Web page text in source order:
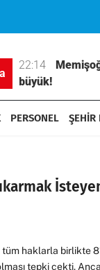
22:14
büyük!
PERSONEL ŞEHİR
tüm haklarla birlikte
tepki çekti.